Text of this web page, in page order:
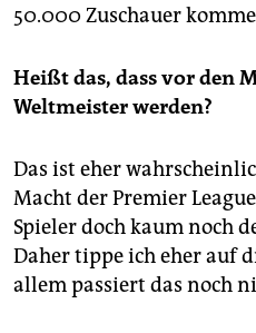
50.000 Zuschauer
Heißt das, dass vor den
Weltmeister werden?
Das ist eher
Macht der Premier
Spieler doch kaum noch
Daher tippe ich eher auf
allem passiert das noch